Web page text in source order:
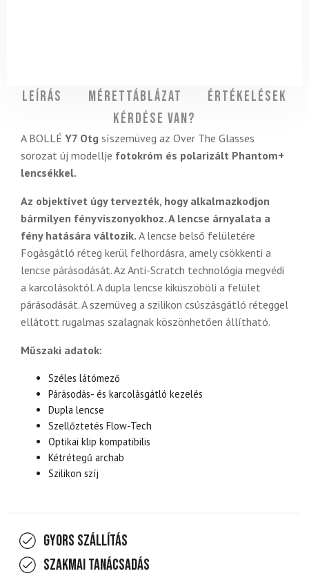
Leírás Mérettáblázat
Értékelések
Kérdése van?
A BOLLÉ Y7 Otg síszemüveg az Over The Glasses
sorozat új modellje fotokróm és polarizált Phantom+
lencsékkel.
Az objektívet úgy tervezték, hogy alkalmazkodjon
bármilyen fényviszonyokhoz. A lencse árnyalata a
fény hatására változik. A lencse belső felületére
Fogásgátló réteg kerül felhordásra, amely csökkenti a
lencse párásodását. Az Anti-Scratch technológia megvédi
a karcolásoktól. A dupla lencse kiküszöböli a felület
párásodását. A szemüveg a szilikon csúszásgátló réteggel
ellátott rugalmas szalagnak köszönhetően állítható.
Műszaki adatok:
Széles látómező
Párásodás- és karcolásgátló kezelés
Dupla lencse
Szellőztetés Flow-Tech
Optikai klip kompatibilis
Kétrétegű archab
Szilikon szíj
Gyors szállítás
Szakmai tanácsadás